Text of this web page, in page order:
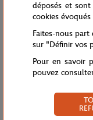
déposés et
cookies
Faites-nous
sur "Définir vos
Pour en savoir
pouvez